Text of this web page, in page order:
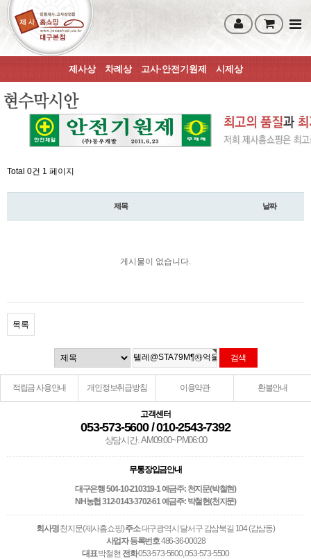
제사상 차례상 고사·안전기원제 시제상
Total 0건 1 페이지
제목 날짜
게시물이 없습니다.
목록
적립금 사용안내 개인정보취급방침 이용약관 환불안내
고객센터
053-573-5600 / 010-2543-7392
상담시간. AM09:00~PM06:00
무통장입금안내
대구은행 504-10-210319-1 예금주: 천지문(박철현)
NH농협 312-0143-3702-61 예금주: 박철현(천지문)
회사명천지문(제사홈쇼핑)주소대구광역시 달서구 감삼북길 104 (감삼동)
사업자 등록번호486-36-00028
대표박철현 전화053-573-5600, 053-573-5500